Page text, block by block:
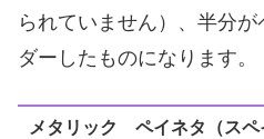
られていません）、半分
ダーしたものになります。
メタリック ペイネタ（スペ